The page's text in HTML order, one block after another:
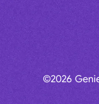
©2026